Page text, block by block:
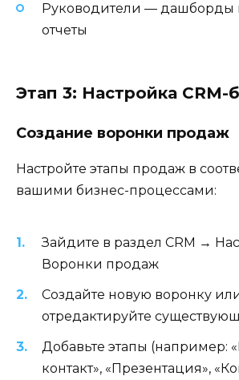
Руководители — дашборды
отчеты
Этап 3: Настройка CRM-
Создание воронки продаж
Настройте этапы продаж в
вашими бизнес-процессами:
Зайдите в раздел CRM →
Воронки продаж
Создайте новую воронку
отредактируйте
Добавьте этапы (например:
контакт», «Презентация»,